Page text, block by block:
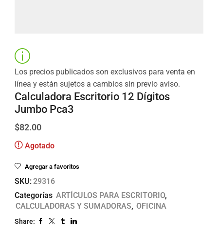
Los precios publicados son exclusivos para venta en
línea y están sujetos a cambios sin previo aviso.
Calculadora Escritorio 12 Dígitos
Jumbo Pca3
$82.00
Agotado
Agregar a favoritos
SKU:29316
Categorías ARTÍCULOS PARA ESCRITORIO,
CALCULADORAS Y SUMADORAS, OFICINA
Share: